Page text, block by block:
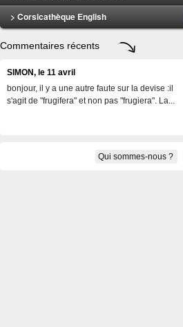
> Corsicathèque English
Commentaires récents
SIMON, le 11 avril
bonjour, il y a une autre faute sur la devise :il
s'agit de "frugifera" et non pas "frugiera". La...
Qui sommes-nous ?